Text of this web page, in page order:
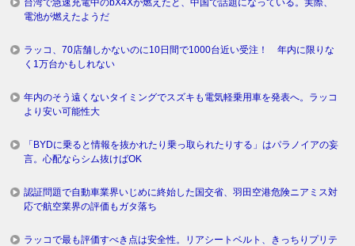
電池が燃えたようだ
ラッコ、70店舗しかないのに10日間で1000台近い受注！ 年内に限りな
く1万台かもしれない
年内のそう遠くないタイミングでスズキも電気軽乗用車を発表へ。ラッコ
より安い可能性大
「BYDに乗ると情報を抜かれたり乗っ取られたりする」はパラノイアの妄
言。心配ならシム抜けばOK
認証問題で自動車業界いじめに終始した国交省、羽田空港危険ニアミス対
応で航空業界の評価もガタ落ち
ラッコで最も評価すべき点は安全性。リアシートベルト、きっちりプリテ